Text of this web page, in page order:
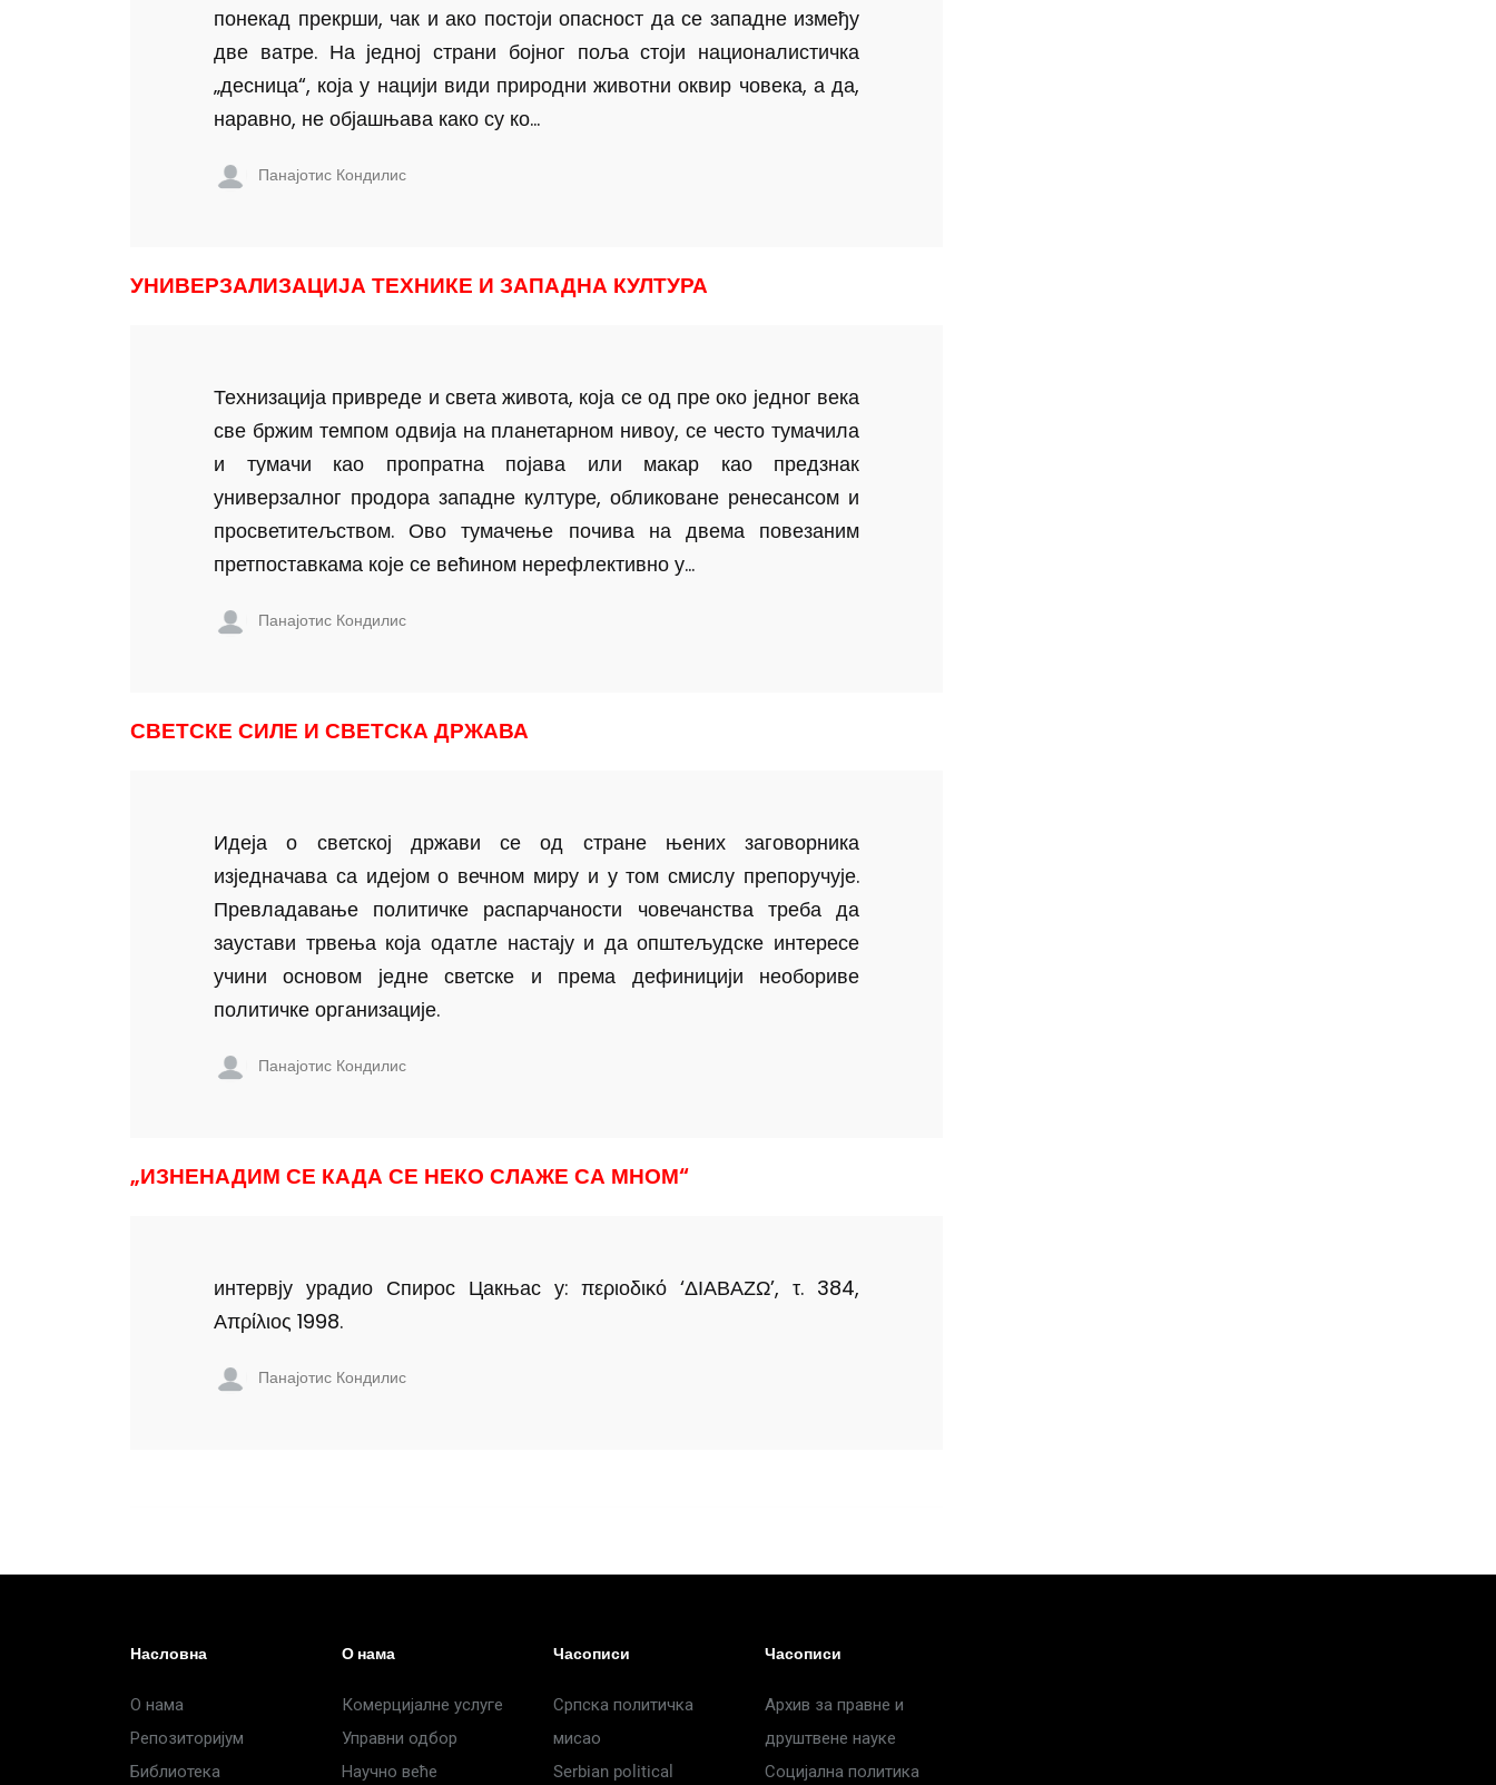
понекад прекрши, чак и ако постоји опасност да се западне између
две ватре. На једној страни бојног поља стоји националистичка
„десница“, која у нацији види природни животни оквир човека, а да,
наравно, не објашњава како су ко...
Панајотис Кондилис
УНИВЕРЗАЛИЗАЦИЈА ТЕХНИКЕ И ЗАПАДНА КУЛТУРА
Технизација привреде и света живота, која се од пре око једног века
све бржим темпом одвија на планетарном нивоу, се често тумачила
и тумачи као пропратна појава или макар као предзнак
универзалног продора западне културе, обликоване ренесансом и
просветитељством. Ово тумачење почива на двема повезаним
претпоставкама које се већином нерефлективно у...
Панајотис Кондилис
СВЕТСКЕ СИЛЕ И СВЕТСКА ДРЖАВА
Идеја о светској држави се од стране њених заговорника
изједначава са идејом о вечном миру и у том смислу препоручује.
Превладавање политичке распарчаности човечанства треба да
заустави трвења која одатле настају и да општељудске интересе
учини основом једне светске и према дефиницији необориве
политичке организације.
Панајотис Кондилис
„ИЗНЕНАДИМ СЕ КАДА СЕ НЕКО СЛАЖЕ СА МНОМ“
интервју урадио Спирос Цакњас у: περιοδικό ‘ΔΙΑΒΑΖΩ’, τ. 384,
Απρίλιος 1998.
Панајотис Кондилис
Насловна
О нама
Репозиторијум
Библиотека
О нама
Комерцијалне услуге
Управни одбор
Научно веће
Часописи
Српска политичка
мисао
Serbian political
Часописи
Архив за правне и
друштвене науке
Социјална политика